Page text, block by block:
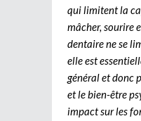
qui limitent la
mâcher, sourire
dentaire ne se
elle est
général et donc
et le bien-être
impact sur les